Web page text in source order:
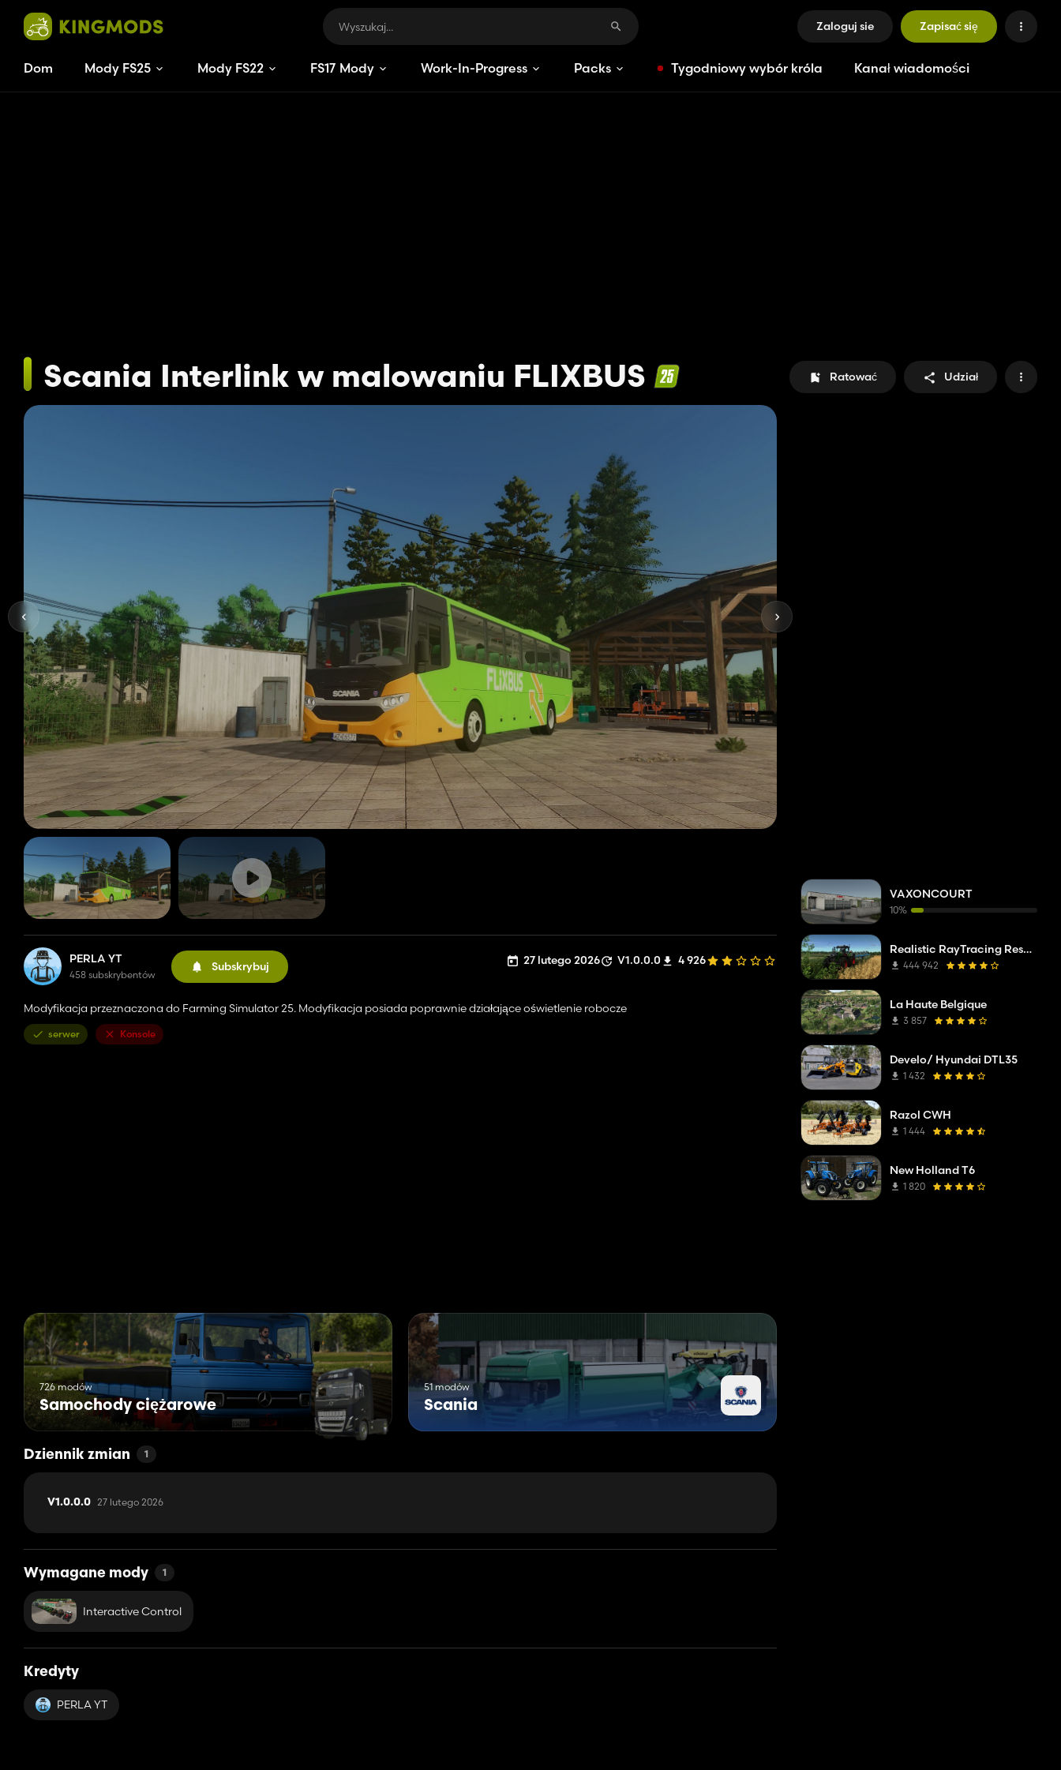
Zaloguj sie Zapisać się
Dom Mody FS25 Mody FS22 FS17 Mody Work-In-Progress Packs Tygodniowy wybór króla Kanał wiadomości
Scania Interlink w malowaniu FLIXBUS Ratować Udział
PERLA YT
458 subskrybentów
Subskrybuj 27 lutego 2026 V1.0.0.0 4 926
Modyfikacja przeznaczona do Farming Simulator 25. Modyfikacja posiada poprawnie działające oświetlenie robocze
serwer Konsole
726 modów
Samochody ciężarowe
51 modów
Scania
Dziennik zmian 1
V1.0.0.0 27 lutego 2026
Wymagane mody 1
Interactive Control
Kredyty
PERLA YT
VAXONCOURT
10%
Realistic RayTracing Reshade Preset
444 942
La Haute Belgique
3 857
Develo/ Hyundai DTL35
1 432
Razol CWH
1 444
New Holland T6
1 820